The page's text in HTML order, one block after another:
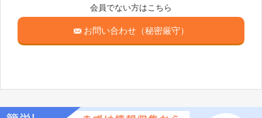
会員でない方はこちら
お問い合わせ（秘密厳守）